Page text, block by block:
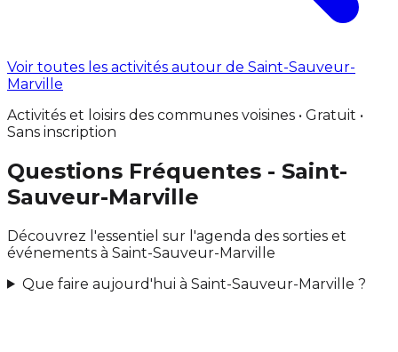
Voir toutes les activités autour de Saint-Sauveur-
Marville
Activités et loisirs des communes voisines • Gratuit •
Sans inscription
Questions Fréquentes - Saint-
Sauveur-Marville
Découvrez l'essentiel sur l'agenda des sorties et
événements à Saint-Sauveur-Marville
Que faire aujourd'hui à Saint-Sauveur-Marville ?